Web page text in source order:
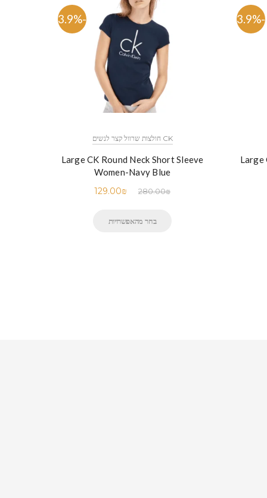
-53.9%
CK חולצות שרוול קצר לנשים
Large CK Round Neck Short Sleeve
Women-Navy Blue
280.00₪
129.00₪
בחר מהאפשרויות
-53.9%
Large